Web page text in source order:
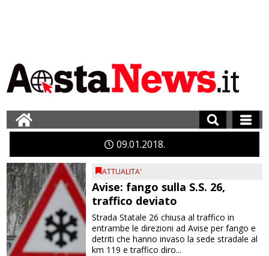
0901 2018
ATTUALITA'
Avise: fango sulla S.S. 26,
traffico deviato
Strada Statale 26 chiusa al traffico in
entrambe le direzioni ad Avise per fango e
detriti che hanno invaso la sede stradale al
km 119 e traffico diro...